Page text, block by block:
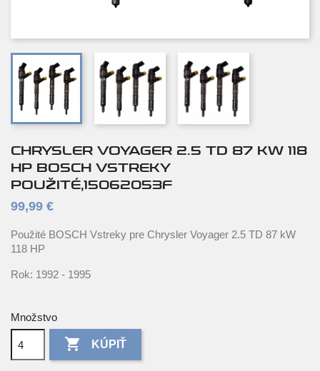
CHRYSLER VOYAGER 2.5 TD 87 KW 118
HP BOSCH VSTREKY
POUŽITÉ,15062053F
99,99 €
Použité BOSCH Vstreky pre Chrysler Voyager 2.5 TD 87 kW
118 HP
Rok: 1992 - 1995
Množstvo
 KÚPIŤ